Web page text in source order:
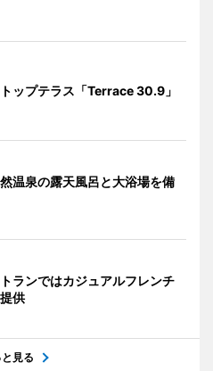
ップテラス「Terrace 30.9」
温泉の露天風呂と大浴場を備
ランではカジュアルフレンチ
供
と見る